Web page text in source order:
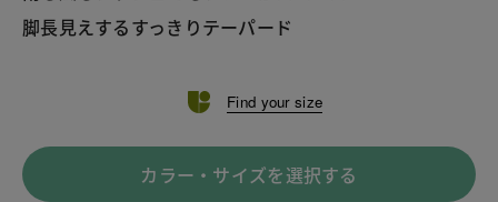
脚長見えするすっきりテーパード
Find your size
カラー・サイズを選択する